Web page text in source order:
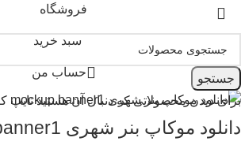
جستجو
برای دیدن محصولاتی که دنبال آن هستید تایپ
فروشگاه
سبد خرید
حساب من
دانلود موکاپ بنر شهری mockup.banner1